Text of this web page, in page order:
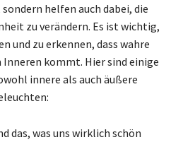
helfen auch dabei, die
zu verändern. Es ist wichtig,
und zu erkennen, dass wahre
Inneren kommt. Hier sind einige
innere als auch äußere
das, was uns wirklich schön